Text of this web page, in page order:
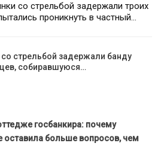
со стрельбой задержали троих
проникнуть в частный…
стрельбой задержали банду
собиравшуюся…
госбанкира: почему
больше вопросов, чем